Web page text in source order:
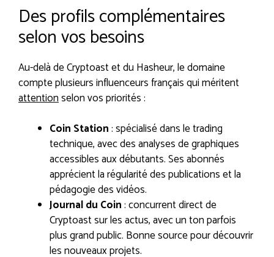
Des profils complémentaires
selon vos besoins
Au-delà de Cryptoast et du Hasheur, le domaine
compte plusieurs influenceurs français qui méritent
attentionselon vos priorités :
Coin Station: spécialisé dans le trading
technique, avec des analyses de graphiques
accessibles aux débutants. Ses abonnés
apprécient la régularité des publications et la
pédagogie des vidéos.
Journal du Coin: concurrent direct de
Cryptoast sur les actus, avec un ton parfois
plus grand public. Bonne source pour découvrir
les nouveaux projets.